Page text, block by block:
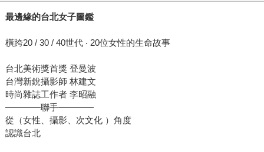
最邊緣的台北女子圖鑑
橫跨20 / 30 / 40世代 ‧ 20位女性的生命故事
台北美術獎首獎 登曼波
台灣新銳攝影師 林建文
時尚雜誌工作者 李昭融
————聯手————
從（女性、攝影、次文化 ）角度
認識台北